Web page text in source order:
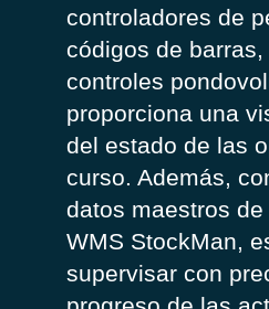
controladores de
códigos de
controles
proporciona una
del estado de las
curso. Además,
datos maestros
WMS StockMan,
supervisar con